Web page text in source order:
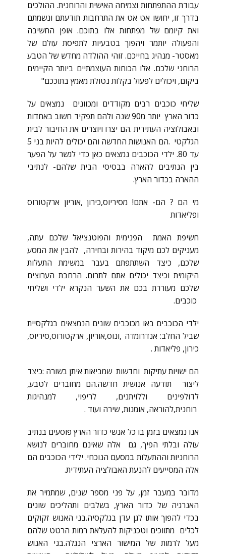
עבודת ההתפתחות וצמיחה האישית והרוחנית. ההולכים
בדרך זו, יחושו אט אט את התרחבות תודעתם ונשמתם
ואת קיומם של מפתחות אלו בתוכם. אופן החשיבה
והפעולה יותמר ויהפוך בטבעיות לתפיסת עולם של
מאסטר- מנהיג בחייכם. זוהי ההולדה מחדש של הטבע
הרוחני שלכם. אלו הכוחות העוצמתיים ביותר הקיימים
ביקום, ויכולים לפעול בקלות נטולת מאמץ בתוככם"
שליחי כוכבים רבים מקודדים ומכוונים נמצאים על
כדור הארץ יותר מ90 שנה ולהם תפקיד חשוב באחדות
ובאבולוציה העתידית .הם יצרו ויוצרים את החיבור לבית
הגלקטי .הם האנושות החדשה והם יכולים להיות בני 5
עד 80. ילדי הכוכבים נמצאים כאן כדי לגשר על הפער
בין הנתיבים להארה בבסיסי הבית שלהם- לנתיבי
ההארה בכדור הארץ.
מי הם ? הם- אתם! מסיריוס,כירון ,אוריון ארקטורוס
ופליאדות
חשיפת האמת הפנימית והפוטנציאל שלכם עתה,
מעניקים לכם מיקוד בהירות ובחירה, להבין את המסע
שלכם, כיצד השתתפתם בעבר במשימת התעלות
היקומית וכיצד יכולים אתם לתרום. הרחבת הערוצים
שלכם מעוררת בכם את השער הנקרא ילדי ושליחי
כוכבים.
ילדי הכוכבים באו מכוכבים שונים הנמצאים בגלקסיית
שביל החלב: אנדרומדה ,ונוס,אוריון, ארקטורוס,סיריוס,
כירון, פליאדות .
הם ישויות עתיקות וחדשות שמביאות איתן בשורה :כיצד
ליצור תודעה אנושית חדשה.הם מחוברים לטבע,
לדולפינים וללויתנים, לריפוי, למנהיגות
רוחנית,להוראה, אומנות, שירה ועוד .
אנו נמצאים בזמן בו כל אנשי כדור הארץ פוסעים בנתיב
עולה ובלתי הפיך, גם אלה שאינם מחוברים לנושא
הרוחניות וההתעלות במסעם הנוכחי. ילידי הכוכבים הם
אלה המסייעים להנעת האבולציה העתידית.
מדובר במעבר זמן, על פני מספר שנים, שמתמיר את
האנרגיה של כדור הארץ, בשלבים ותהליכים שונים
בכדי להפוך אותו לגן עדן בגלקסיה.בני האנוש זקוקים
לכלים מתווכים וטכניקות להעלאת רמות הרטט שלהם
מעל לרמות של המישור הארצי הנגלה.בני האנוש